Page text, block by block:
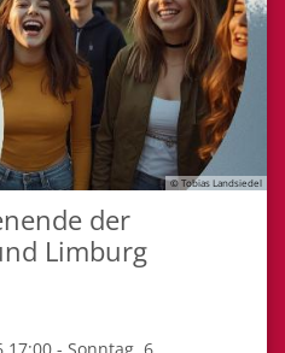
© Tobias Landsiedel
der
Limburg